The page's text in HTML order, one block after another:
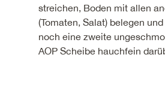
streichen, Boden mit allen
(Tomaten, Salat) belegen
noch eine zweite
AOP Scheibe hauchfein